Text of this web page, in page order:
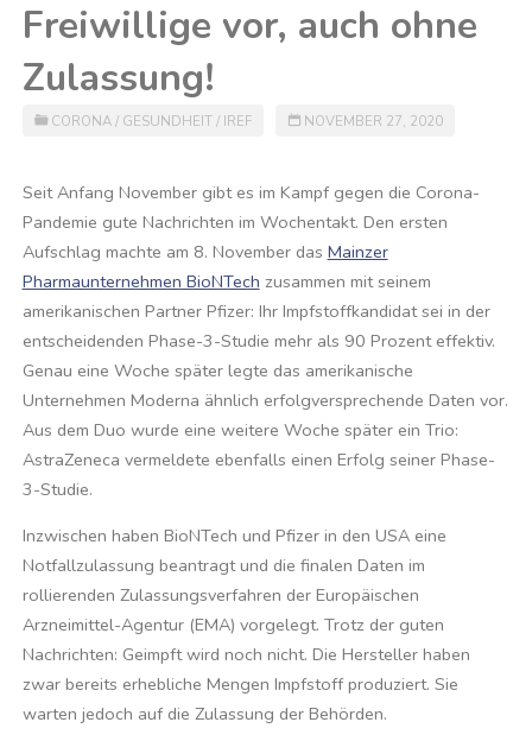
Freiwillige vor, auch ohne
Zulassung!
CORONA/ GESUNDHEIT/ IREF NOVEMBER 27, 2020
Seit Anfang November gibt es im Kampf gegen die Corona-
Pandemie gute Nachrichten im Wochentakt. Den ersten
Aufschlag machte am 8. November das Mainzer
Pharmaunternehmen BioNTech zusammen mit seinem
amerikanischen Partner Pfizer: Ihr Impfstoffkandidat sei in der
entscheidenden Phase-3-Studie mehr als 90 Prozent effektiv.
Genau eine Woche später legte das amerikanische
Unternehmen Moderna ähnlich erfolgversprechende Daten vor.
Aus dem Duo wurde eine weitere Woche später ein Trio:
AstraZeneca vermeldete ebenfalls einen Erfolg seiner Phase-
3-Studie.
Inzwischen haben BioNTech und Pfizer in den USA eine
Notfallzulassung beantragt und die finalen Daten im
rollierenden Zulassungsverfahren der Europäischen
Arzneimittel-Agentur (EMA) vorgelegt. Trotz der guten
Nachrichten: Geimpft wird noch nicht. Die Hersteller haben
zwar bereits erhebliche Mengen Impfstoff produziert. Sie
warten jedoch auf die Zulassung der Behörden.